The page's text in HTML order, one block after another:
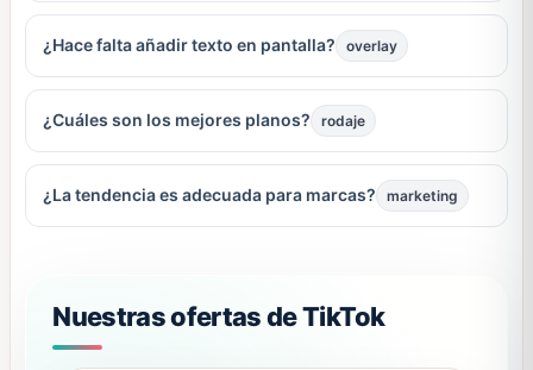
¿Hace falta añadir texto en pantalla? overlay
¿Cuáles son los mejores planos? rodaje
¿La tendencia es adecuada para marcas? marketing
Nuestras ofertas de TikTok